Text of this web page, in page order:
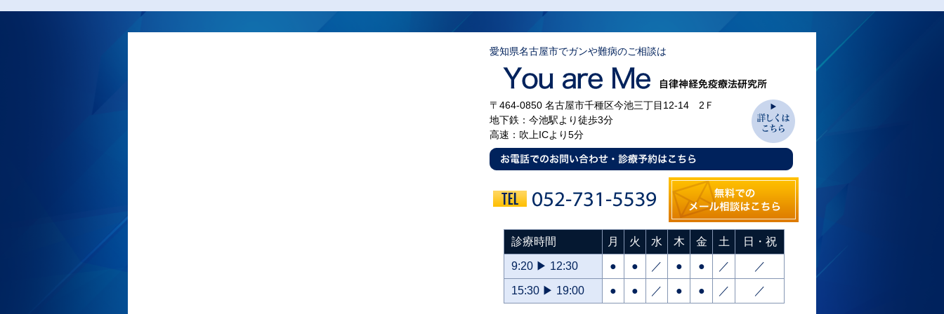
愛知県名古屋市でガンや難病のご相談は
〒464-0850 名古屋市千種区今池三丁目12-14 2Ｆ
地下鉄：今池駅より徒歩3分
高速：吹上ICより5分
診療時間 月 火 水 木 金 土 日・祝
9:20 ▶ 12:30 ● ● ／ ● ● ／ ／
15:30 ▶ 19:00 ● ● ／ ● ● ／ ／